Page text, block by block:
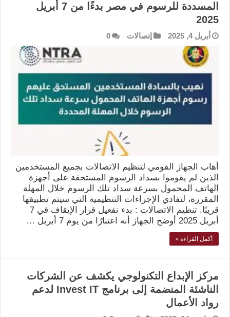
المسددة للرسوم في مصر بدءًا من 7 أبريل
2025
أبريل 4, 2025 إتصالات 0
أهاب الجهاز القومي لتنظيم الاتصالات بجميع المستخدمين
الذين لم يقوموا بسداد الرسوم المستحقة على أجهزة
الهاتف المحمول بسرعة سداد تلك الرسوم خلال المهلة
المقررة، لتفادي الإجراءات التنظيمية التي سيتم تطبيقها
قريبًا. تنظيم الاتصالات : بدء تفعيل قرار الإيقاف في 7
أبريل 2025 أوضح الجهاز أنه اعتبارًا من يوم 7 أبريل …
أكمل القراءة »
مركز الإبداع التكنولوجي يكشف عن الشركات
الناشئة المنضمة إلى برنامج Invest IT لدعم
رواد الأعمال